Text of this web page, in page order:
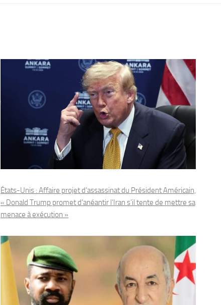
États-Unis : Affaire projet d’assassinat du Président Américain,
« Donald Trump promet d’anéantir l’Iran s’il tente de mettre sa
menace à exécution »